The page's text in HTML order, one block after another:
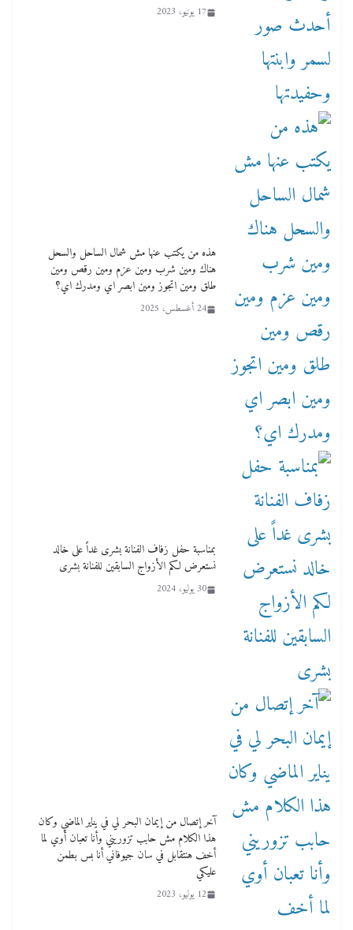
17 يونيو، 2023
هذه من يكتب عنها مش شمال الساحل والسحل
هناك ومين شرب ومين عزم ومين رقص ومين
طلق ومين اتجوز ومين ابصر اي ومدرك اي؟
24 أغسطس، 2025
بمناسبة حفل زفاف الفنانة بشرى غداً على خالد
نستعرض لكم الأزواج السابقين للفنانة بشرى
30 يوليو، 2024
آخر إتصال من إيمان البحر لي في يناير الماضي وكان
هذا الكلام مش حابب تزوريني وأنا تعبان أوي لما
أخف هنتقابل في سان جيوفاني أنا بس بطمن
عليكي
12 يوليو، 2023